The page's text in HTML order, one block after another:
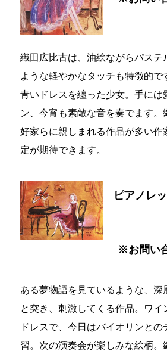
織田広比古は、油絵ながらパステ
ような軽やかなタッチも特徴的で
青いドレスを纏った少女。手には
ン、今宵も素敵な音を奏でます。
好家らに親しまれる作品が多い作
定が期待できます。
ピアノレ
※お問い
ある夢物語を見ているような、深
と突き、刺激してくる作品。ワイ
ドレスで、今日はバイオリンとの
習。次の演奏会が楽しみな絵柄。